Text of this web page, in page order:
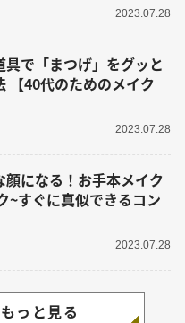
2023.07.28
で「まつげ」をグッと
【40代のためのメイク
2023.07.28
になる！お手本メイク
~すぐに真似できるコン
2023.07.28
っと見る